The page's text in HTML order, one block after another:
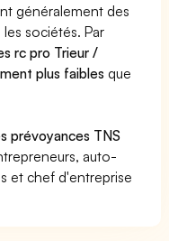
généralement des
sociétés. Par
rc pro Trieur /
plus faibles que
prévoyances TNS
auto-
et chef d'entreprise